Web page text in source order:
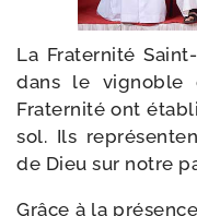
La Fraternité
dans le vignoble
Fraternité ont
sol. Ils
de Dieu sur notre
Grâce à la